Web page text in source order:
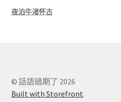
夜泊牛渚怀古
© 話語過期了 2026
Built with Storefront.